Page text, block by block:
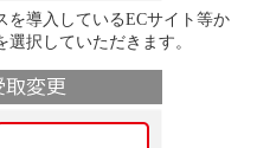
を導入しているECサイト等か
択していただきます。